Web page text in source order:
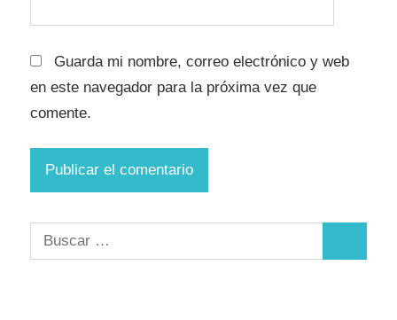
Guarda mi nombre, correo electrónico y web
en este navegador para la próxima vez que
comente.
Buscar: